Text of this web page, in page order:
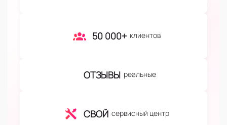
50 000+ клиентов
ОТЗЫВЫ реальные
СВОЙ сервисный центр